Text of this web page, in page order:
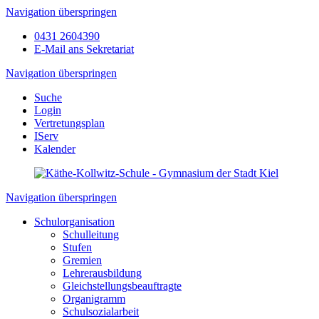
Navigation überspringen
0431 2604390
E-Mail ans Sekretariat
Navigation überspringen
Suche
Login
Vertretungsplan
IServ
Kalender
Navigation überspringen
Schulorganisation
Schulleitung
Stufen
Gremien
Lehrerausbildung
Gleichstellungsbeauftragte
Organigramm
Schulsozialarbeit